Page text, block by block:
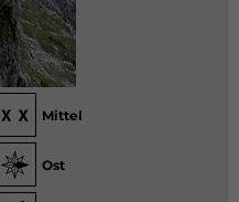
Mittel
Ost